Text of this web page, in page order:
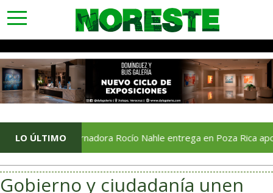
toggle
navigation
LO ÚLTIMO
Gobernadora Rocío Nahle entrega en Poza Rica apoyos
Gobierno y ciudadanía unen